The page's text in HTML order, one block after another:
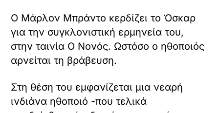
Ο Μάρλον Μπράντο κερδίζει το Όσκαρ
για την συγκλονιστική ερμηνεία του,
στην ταινία Ο Νονός. Ωστόσο ο ηθοποιός
αρνείται τη βράβευση.
Στη θέση του εμφανίζεται μια νεαρή
ινδιάνα ηθοποιό -που τελικά